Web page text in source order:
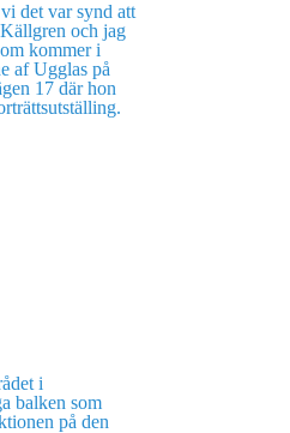
det var synd att
och jag
kommer i
af Ugglas på
17 där hon
i
balken som
på den